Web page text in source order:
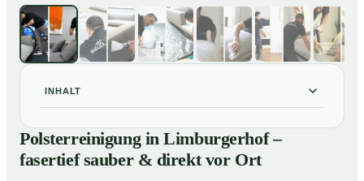
INHALT
Polsterreinigung in Limburgerhof – fasertief sauber &
direkt vor Ort
Polsterreinigung in Limburgerhof –
fasertief sauber & direkt vor Ort